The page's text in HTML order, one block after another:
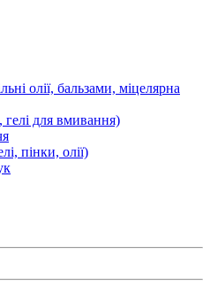
олії, бальзами, міцелярна
для вмивання)
пінки, олії)